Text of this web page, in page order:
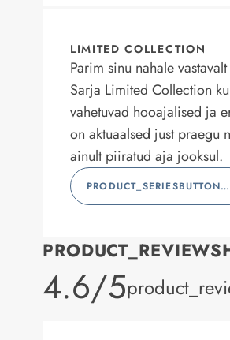
LIMITED COLLECTION
Parim sinu nahale
Sarja Limited Collection
vahetuvad hooajalised ja
on aktuaalsed just praegu
ainult piiratud aja jooksul.
PRODUCT_SERIESBUTTONLABEL
4.6/5